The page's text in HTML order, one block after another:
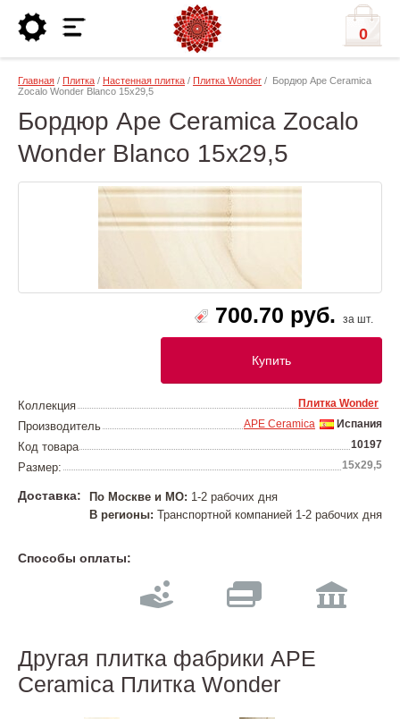
0
Главная / Плитка / Настенная плитка / Плитка Wonder / Бордюр Ape Ceramica
Zocalo Wonder Blanco 15х29,5
Бордюр Ape Ceramica Zocalo
Wonder Blanco 15х29,5
700.70 руб. за шт.
Купить
Коллекция Плитка Wonder
Производитель Испания
APE Ceramica
Код товара 10197
Размер: 15х29,5
Доставка: По Москве и МО: 1-2 рабочих дня
В регионы: Транспортной компанией 1-2 рабочих дня
Способы оплаты:
Другая плитка фабрики APE
Ceramica Плитка Wonder